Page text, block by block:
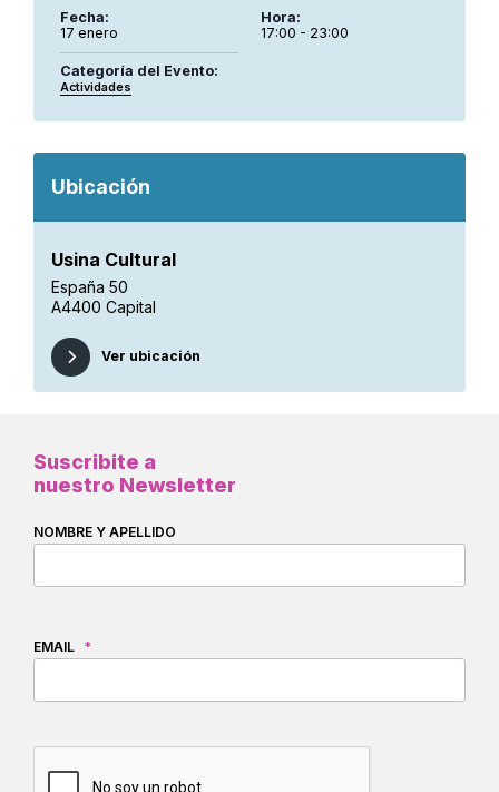
Fecha:
17 enero
Hora:
17:00 - 23:00
Categoría del Evento:
Actividades
Ubicación
Usina Cultural
España 50
A4400 Capital
Ver ubicación
Suscribite a
nuestro Newsletter
NOMBRE Y APELLIDO
EMAIL *